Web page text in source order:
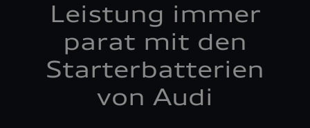
Leistung immer
parat mit den
Starterbatterien
von Audi